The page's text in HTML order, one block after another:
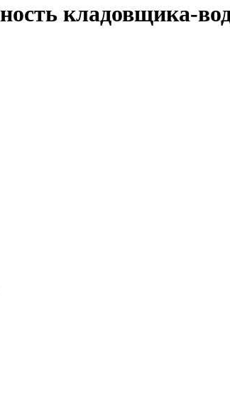
кладовщика-